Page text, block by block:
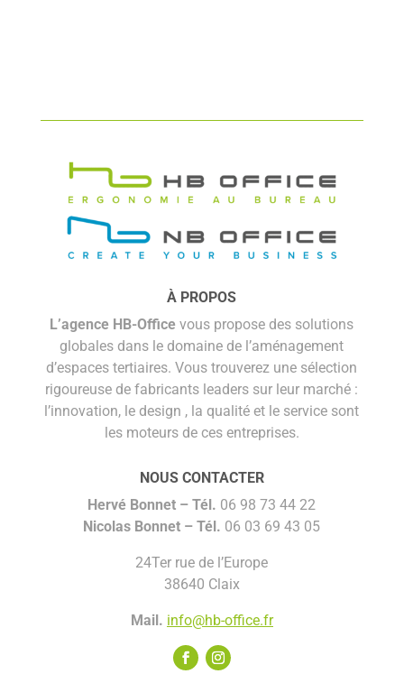
À PROPOS
L’agence HB-Office vous propose des solutions
globales dans le domaine de l’aménagement
d’espaces tertiaires. Vous trouverez une sélection
rigoureuse de fabricants leaders sur leur marché :
l’innovation, le design , la qualité et le service sont
les moteurs de ces entreprises.
NOUS CONTACTER
Hervé Bonnet –Tél. 06 98 73 44 22
Nicolas Bonnet – Tél. 06 03 69 43 05
24Ter rue de l’Europe
38640 Claix
Mail. info@hb-office.fr